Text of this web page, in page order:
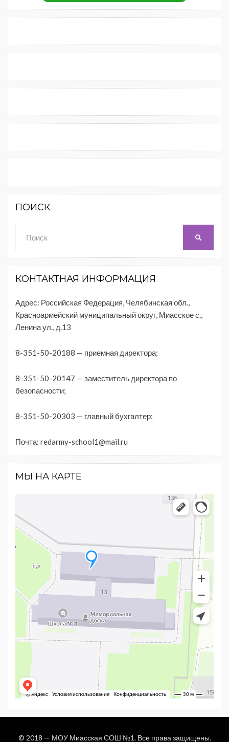
ПОИСК
КОНТАКТНАЯ ИНФОРМАЦИЯ
Адрес: Российская Федерация, Челябинская обл.,
Красноармейский муниципальный округ, Миасское с.,
Ленина ул., д.13
8-351-50-20188 — приемная директора;
8-351-50-20147 — заместитель директора по
безопасности;
8-351-50-20303 — главный бухгалтер;
Почта: redarmy-school1@mail.ru
МЫ НА КАРТЕ
© 2018 — МОУ Миасская СОШ №1. Все права защищены.